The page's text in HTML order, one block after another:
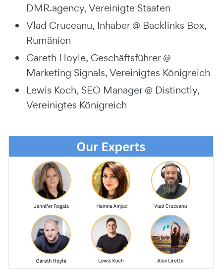
DMR.agency, Vereinigte Staaten
Vlad Cruceanu, Inhaber @ Backlinks Box,
Rumänien
Gareth Hoyle, Geschäftsführer @
Marketing Signals, Vereinigtes Königreich
Lewis Koch, SEO Manager @ Distinctly,
Vereinigtes Königreich